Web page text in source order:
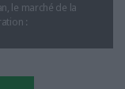
le marché de la
: